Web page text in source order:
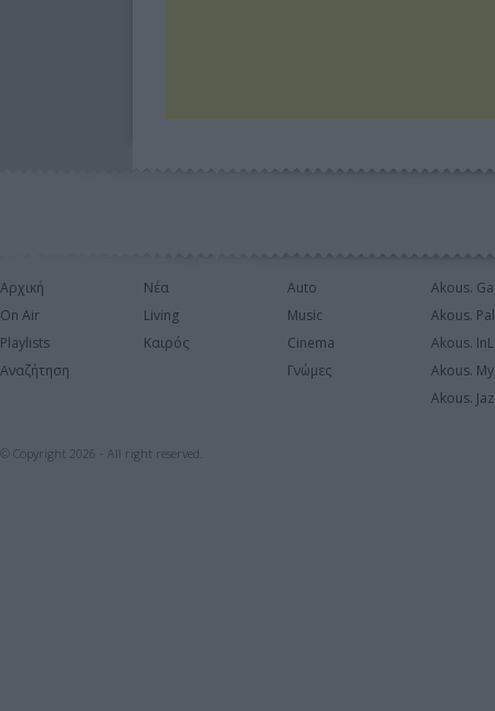
Αρχική
On Air
Playlists
Αναζήτηση
Νέα
Living
Καιρός
Auto
Music
Cinema
Γνώμες
Akous.
Akous.
Akous.
Akous.
Akous.
© Copyright 2026 - All right reserved.